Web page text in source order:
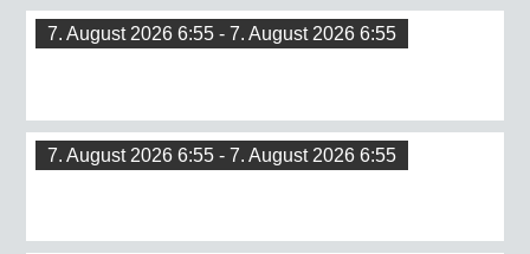
7. August 2026 6:55 - 7. August 2026 6:55
7. August 2026 6:55 - 7. August 2026 6:55